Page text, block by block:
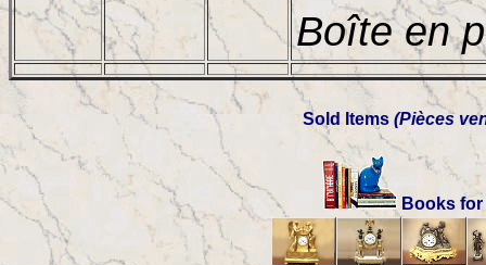
Boîte en
Sold Items(Pièces
Books